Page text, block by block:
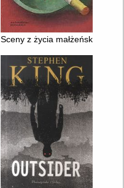
Sceny z życia małżeńskiego